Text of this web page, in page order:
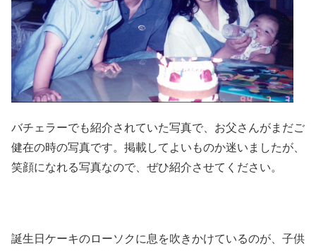
バチェラーでも紹介されていた写真で、お父さんがまだご
健在の時の写真です。掲載してよいものか迷いましたが、
笑顔になれる写真なので、ぜひ紹介させてください。
誕生日ケーキのローソクに息を吹きかけているのが、子供